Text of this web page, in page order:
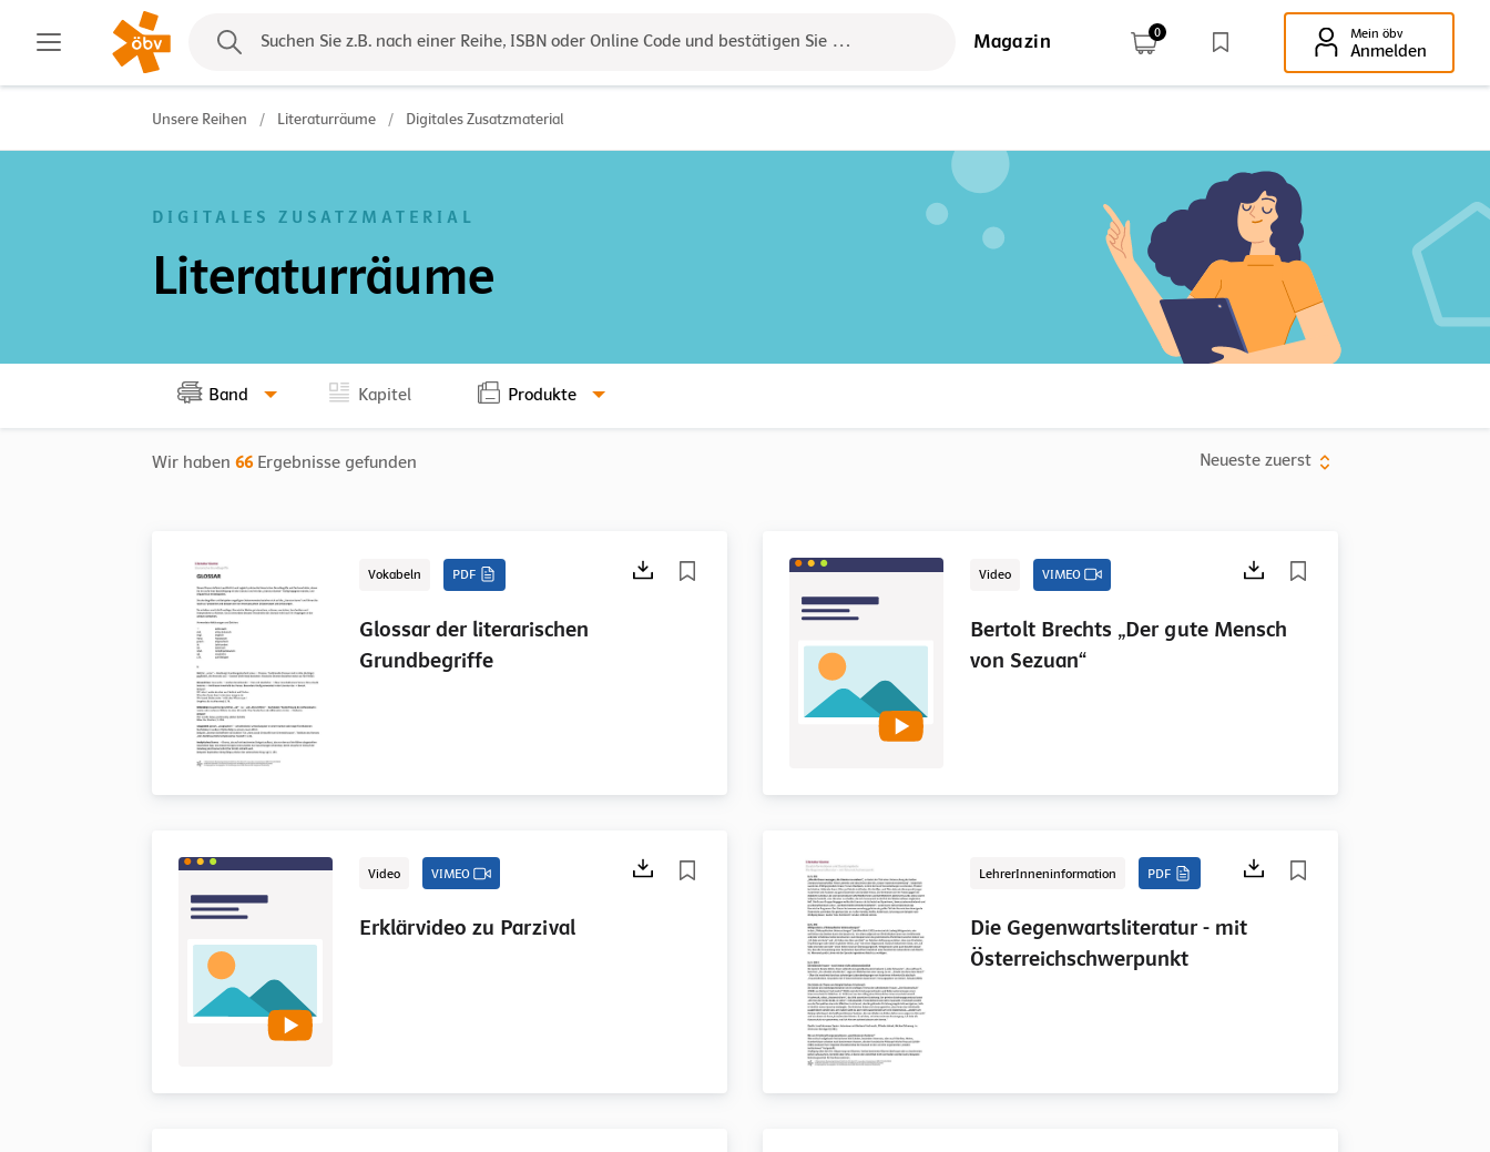
Suchen Sie z.B. nach einer Reihe, ISBN oder Online Code und bestätigen Sie das Ergebnis mit der Enter-Taste!
Magazin 0 Mein öbv
Anmelden
Kontakt
Unsere Reihen / Literaturräume / Digitales Zusatzmaterial
DIGITALES ZUSATZMATERIAL
Literaturräume
Band Kapitel Produkte
Wir haben 66Ergebnisse gefunden Neueste zuerst
Vokabeln PDF
Glossar der literarischen
Grundbegriffe
Video VIMEO
Bertolt Brechts „Der gute Mensch
von Sezuan“
Video VIMEO
Erklärvideo zu Parzival
LehrerInneninformation PDF
Die Gegenwartsliteratur - mit
Österreichschwerpunkt